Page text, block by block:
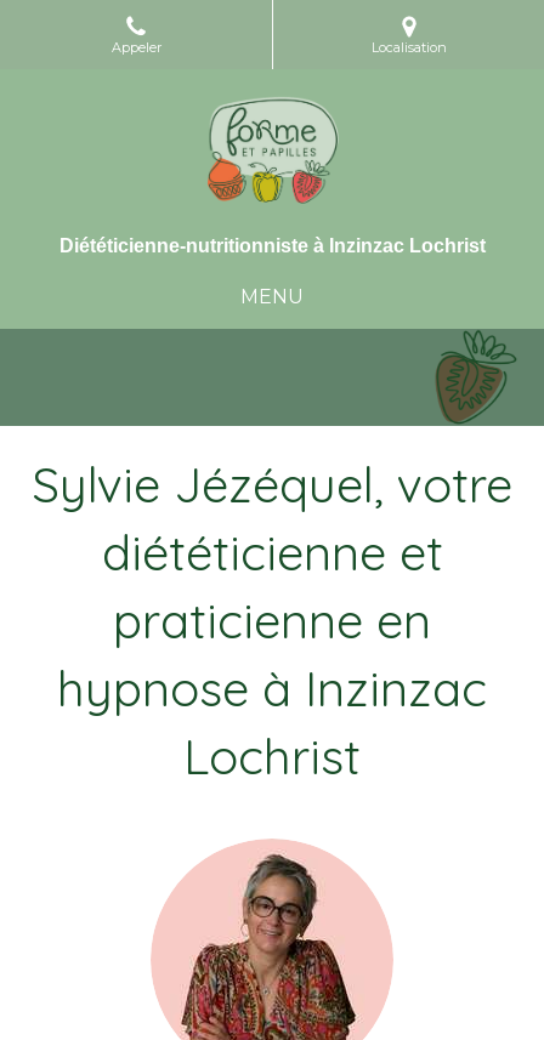
Appeler Localisation
Diététicienne-nutritionniste à Inzinzac Lochrist
MENU
Sylvie Jézéquel, votre
diététicienne et
praticienne en
hypnose à Inzinzac
Lochrist